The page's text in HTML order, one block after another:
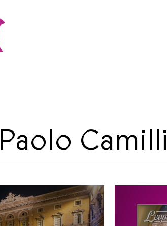
Paolo Camilli